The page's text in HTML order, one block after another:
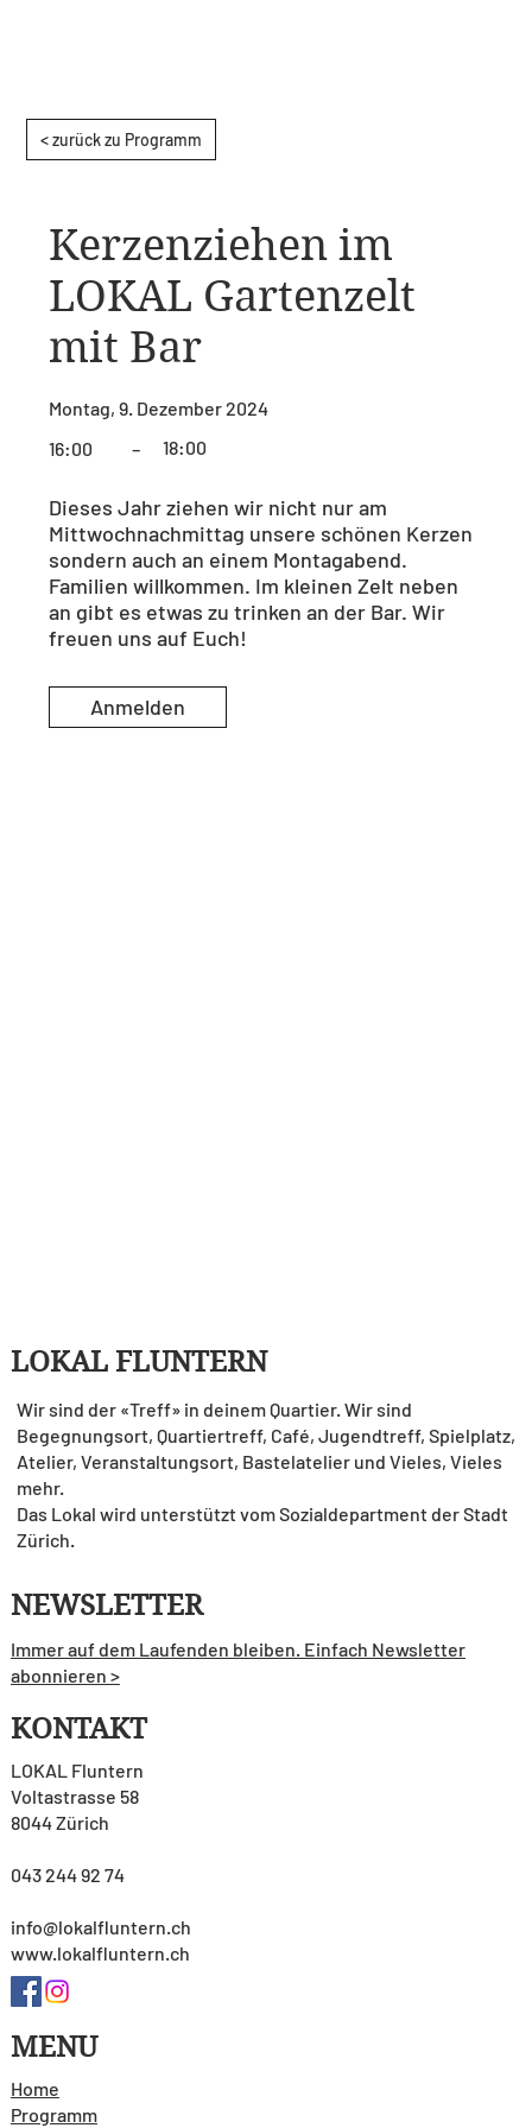
Kerzenziehen im
LOKAL Gartenzelt
mit Bar
Montag, 9. Dezember 2024
16:00
18:00
–
Dieses Jahr ziehen wir nicht nur am
Mittwochnachmittag unsere schönen Kerzen
sondern auch an einem Montagabend.
Familien willkommen. Im kleinen Zelt neben
an gibt es etwas zu trinken an der Bar. Wir
freuen uns auf Euch!
Anmelden
< zurück zu Programm
MENU
Home
Programm
KONTAKT
LOKAL Fluntern
Voltastrasse 58
8044 Zürich
043 244 92 74
info@lokalfluntern.ch
www.lokalfluntern.ch
LOKAL FLUNTERN
Wir sind der «Treff» in deinem Quartier. Wir sind
Begegnungsort, Quartiertreff, Café, Jugendtreff, Spielplatz,
Atelier, Veranstaltungsort, Bastelatelier und Vieles, Vieles
mehr.
Das Lokal wird unterstützt vom Sozialdepartment der Stadt
Zürich.
NEWSLETTER
Immer auf dem Laufenden bleiben. Einfach Newsletter
abonnieren >